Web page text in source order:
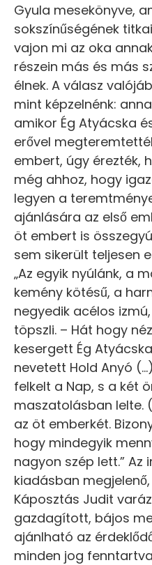
Gyula mesekönyve,
sokszínűségének
vajon mi az oka
részein más és más
élnek. A válasz
mint képzelnénk:
amikor Ég Atyácska
erővel
embert, úgy érezték,
még ahhoz, hogy
legyen a
ajánlására az első
öt embert is
sem sikerült teljesen
„Az egyik nyúlánk, a
kemény kötésű, a
negyedik acélos
töpszli. – Hát hogy
kesergett Ég
nevetett Hold Anyó
felkelt a Nap, s a két
maszatolásban lelte.
az öt emberkét.
hogy mindegyik
nagyon szép lett.”
kiadásban
Káposztás Judit
gazdagított, bájos
ajánlható az
minden jog